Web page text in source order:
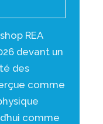
REA
devant un
des
comme
comme